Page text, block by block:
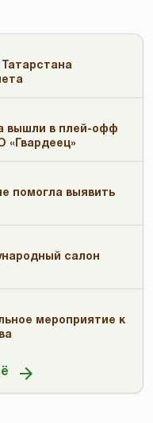
Татарстана
вышли в плей-офф
«Гвардеец»
помогла выявить
салон
мероприятие к